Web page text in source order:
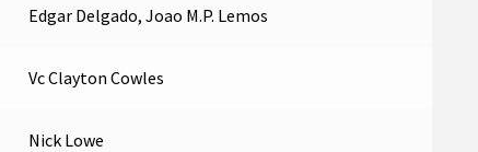
Edgar Delgado, Joao M.P. Lemos
Vc Clayton Cowles
Nick Lowe